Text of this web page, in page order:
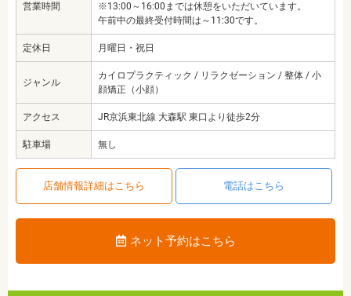
営業時間
※13:00～16:00までは休憩をいただいています。
午前中の最終受付時間は～11:30です。
定休日 月曜日・祝日
ジャンル
カイロプラクティック / リラクゼーション / 整体 / 小
顔矯正（小顔）
アクセス JR京浜東北線 大森駅 東口より徒歩2分
駐車場 無し
店舗情報詳細はこちら 電話はこちら
ネット予約はこちら